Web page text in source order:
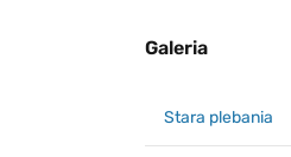
Galeria
Stara plebania